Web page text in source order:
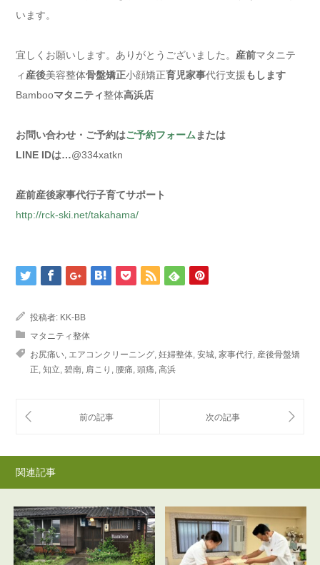
います。
宜しくお願いします。ありがとうございました。 産前マタニテ
ィ 産後美容整体骨盤矯正小顔矯正育児家事代行支援もします
Bambooマタニティ整体高浜店
お問い合わせ・ご予約はご予約フォーム または
LINE IDは…@334xatkn
産前産後家事代行子育てサポート
http://rck-ski.net/takahama/
投稿者: KK-BB
マタニティ整体
お尻痛い エアコンクリーニング 妊婦整体 安城 家事代行 産後骨盤矯
正 知立 碧南 肩こり 腰痛 頭痛 高浜
関連記事